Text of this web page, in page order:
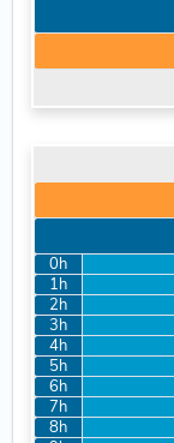
0h
1h
2h
3h
4h
5h
6h
7h
8h